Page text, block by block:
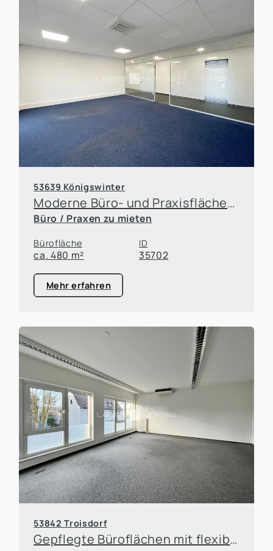
53639 Königswinter
Moderne Büro- und Praxisflächen mit Klimatisierung
Büro / Praxen zu mieten
Bürofläche
ca. 480 m²
ID
35702
Mehr erfahren
53842 Troisdorf
Gepflegte Büroflächen mit flexibler Aufteilung und sehr guter Werbewirksamkeit!